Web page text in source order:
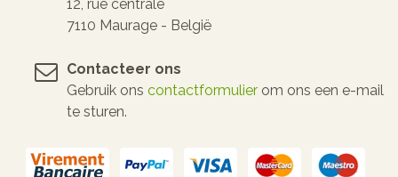
12, rue centrale
7110 Maurage - België
Contacteer ons
Gebruik ons contactformulier om ons een e-mail
te sturen.